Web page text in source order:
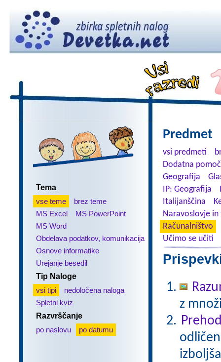
Tema
vse teme
brez teme
MS Excel
MS PowerPoint
MS Word
Obdelava podatkov, komunikacija
Osnove informatike
Urejanje besedil
Tip Naloge
vsi tipi
nedoločena naloga
Spletni kviz
Razvrščanje
po naslovu
po datumu
Predmet
vsi predmeti
Dodatna
Geografija
IP: Geografija
Italijanščina
Naravoslovje in
Računalništvo
Učimo se učiti
z